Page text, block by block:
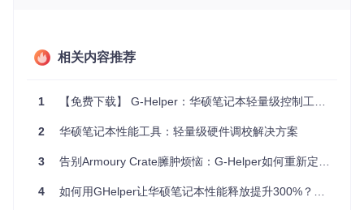
用户界面：采用WinForms构建轻量级交互界面，内存占
该架构避免了传统软件的服务层开销，响应速度提升约30
相关内容推荐
1 【免费下载】 G-Helper：华硕笔记本轻量级控制工具完全指南
2 华硕笔记本性能工具：轻量级硬件调校解决方案
3 告别Armoury Crate臃肿烦恼：G-Helper如何重新定义华硕笔记本控制体验
4 如何用GHelper让华硕笔记本性能释放提升300%？轻量级硬件控制工具深度测评